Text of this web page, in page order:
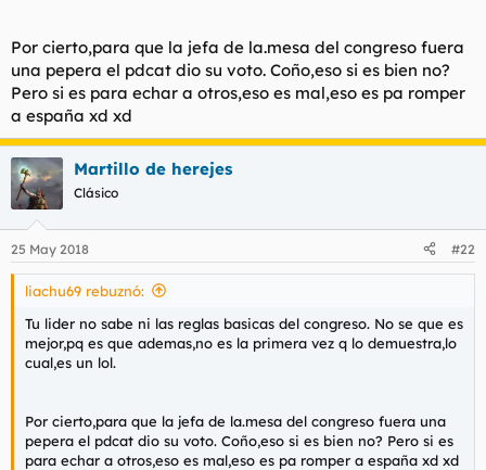
Por cierto,para que la jefa de la.mesa del congreso fuera
una pepera el pdcat dio su voto. Coño,eso si es bien no?
Pero si es para echar a otros,eso es mal,eso es pa romper
a españa xd xd
Martillo de herejes
Clásico
25 May 2018 #22
liachu69 rebuznó:
Tu lider no sabe ni las reglas basicas del congreso. No se que es
mejor,pq es que ademas,no es la primera vez q lo demuestra,lo
cual,es un lol.
Por cierto,para que la jefa de la.mesa del congreso fuera una
pepera el pdcat dio su voto. Coño,eso si es bien no? Pero si es
para echar a otros,eso es mal,eso es pa romper a españa xd xd